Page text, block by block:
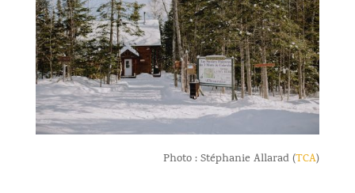
Photo : Stéphanie Allarad (TCA)